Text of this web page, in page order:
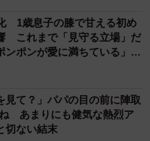
1歳息子の膝で甘える初め
これまで「見守る立場」だ
ポンが愛に満ちている」
見て？」パパの目の前に陣取
あまりにも健気な熱烈ア
切ない結末